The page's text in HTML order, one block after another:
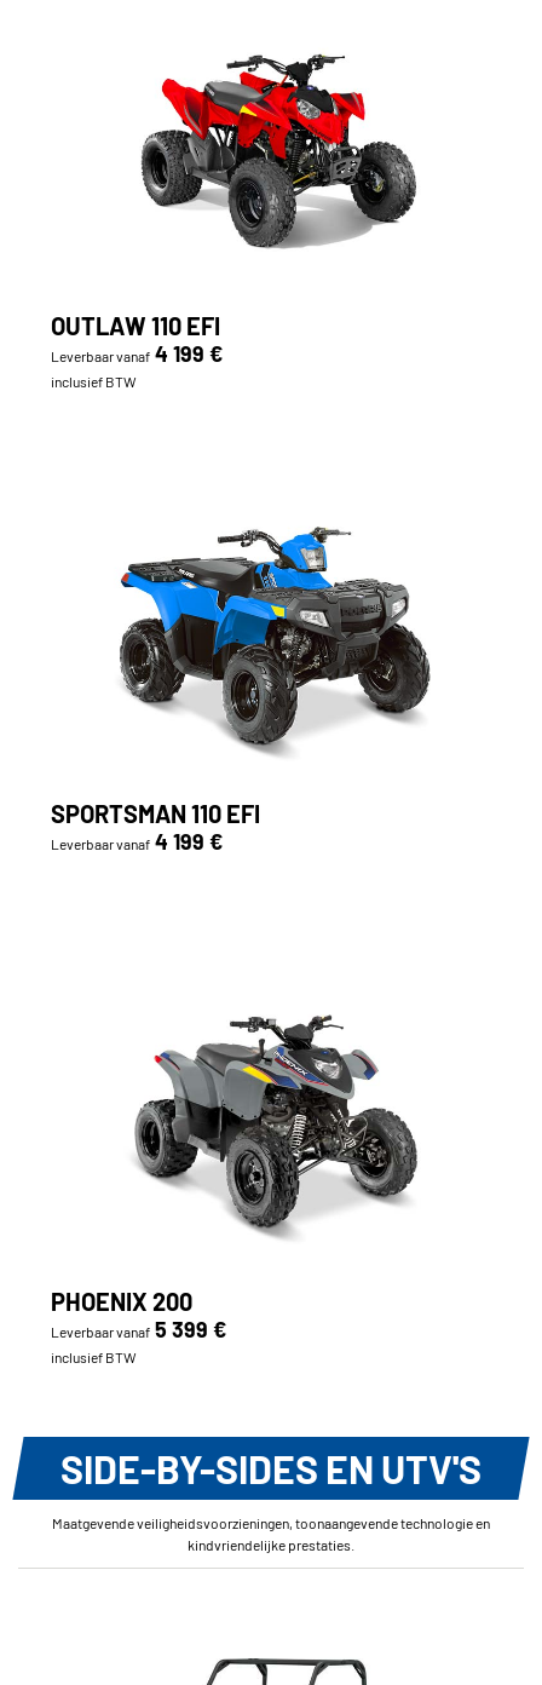
OUTLAW 110 EFI
Leverbaar vanaf 4 199 €
inclusief BTW
SPORTSMAN 110 EFI
Leverbaar vanaf 4 199 €
PHOENIX 200
Leverbaar vanaf 5 399 €
inclusief BTW
SIDE-BY-SIDES EN UTV'S
Maatgevende veiligheidsvoorzieningen, toonaangevende technologie en
kindvriendelijke prestaties.